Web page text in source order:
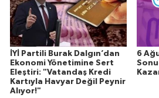
İYİ Partili Burak Dalgın’dan
Ekonomi Yönetimine Sert
Eleştiri: "Vatandaş Kredi
Kartıyla Havyar Değil Peynir
Alıyor!"
6